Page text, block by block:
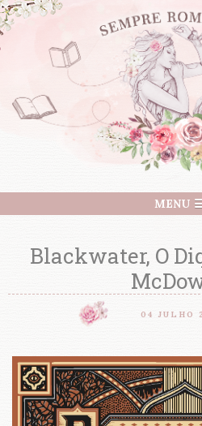
MENU
Blackwater, O
04 JULHO